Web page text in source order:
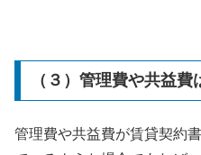
（３）管理費や共益
管理費や共益費が賃貸契約